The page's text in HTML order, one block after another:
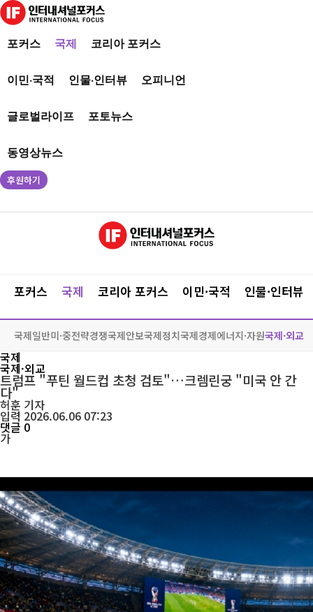
포커스 국제 코리아 포커스
이민·국적 인물·인터뷰 오피니언
글로벌라이프 포토뉴스
동영상뉴스
후원하기
포커스 국제 코리아 포커스 이민·국적 인물·인터뷰
국제일반미·중전략경쟁국제안보국제정치국제경제에너지·자원국제·외교
국제
국제·외교
트럼프 "푸틴 월드컵 초청 검토"…크렘린궁 "미국 안 간
다"
허훈 기자
입력 2026.06.06 07:23
댓글 0
가